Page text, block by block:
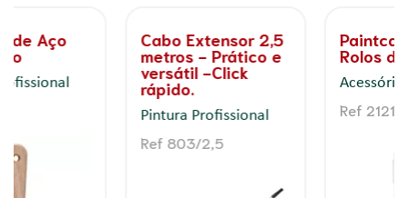
Paintcase para
Rolos de Pintura
Acessórios
Desempenadeira
Rejunte -
Aplicação para
todos os tipos de
Rejunte